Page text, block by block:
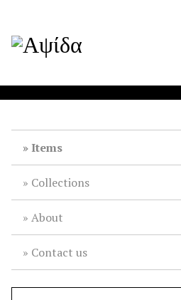
Items
Collections
About
Contact us